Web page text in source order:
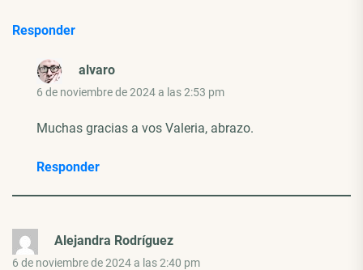
Responder
alvaro
6 de noviembre de 2024 a las 2:53 pm
Muchas gracias a vos Valeria, abrazo.
Responder
Alejandra Rodríguez
6 de noviembre de 2024 a las 2:40 pm